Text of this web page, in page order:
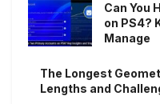
Can You
on PS4?
Manage
The Longest
Lengths and